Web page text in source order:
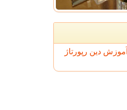
آموزش دین رپورتاژ